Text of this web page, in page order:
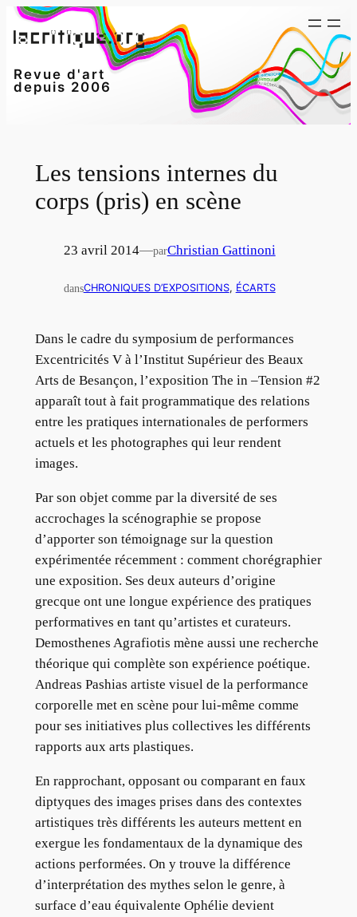
Aller
au
Revue d'art
depuis 2006
Les tensions internes du
corps (pris) en scène
23 avril 2014—parChristian Gattinoni
dansCHRONIQUES D’EXPOSITIONS, ÉCARTS
Dans le cadre du symposium de performances
Excentricités V à l’Institut Supérieur des Beaux
Arts de Besançon, l’exposition The in –Tension #2
apparaît tout à fait programmatique des relations
entre les pratiques internationales de performers
actuels et les photographes qui leur rendent
images.
Par son objet comme par la diversité de ses
accrochages la scénographie se propose
d’apporter son témoignage sur la question
expérimentée récemment : comment chorégraphier
une exposition. Ses deux auteurs d’origine
grecque ont une longue expérience des pratiques
performatives en tant qu’artistes et curateurs.
Demosthenes Agrafiotis mène aussi une recherche
théorique qui complète son expérience poétique.
Andreas Pashias artiste visuel de la performance
corporelle met en scène pour lui-même comme
pour ses initiatives plus collectives les différents
rapports aux arts plastiques.
En rapprochant, opposant ou comparant en faux
diptyques des images prises dans des contextes
artistiques très différents les auteurs mettent en
exergue les fondamentaux de la dynamique des
actions performées. On y trouve la différence
d’interprétation des mythes selon le genre, à
surface d’eau équivalente Ophélie devient